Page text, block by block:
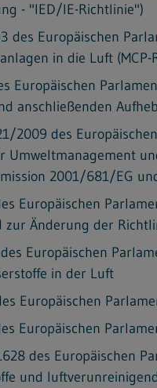
- "IED/IE-Richtlinie")
des Europäischen
in die Luft (MCP-
Europäischen
anschließenden
2009 des
Umweltmanagement
2001/681/EG
Europäischen
zur Änderung der
Europäischen
in der Luft
Europäischen
Europäischen
des Europäischen
und